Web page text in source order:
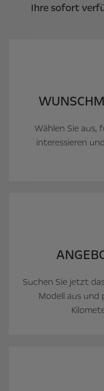
Ihre sofort
Wählen Sie aus,
interessieren
Suchen Sie jetzt
Modell aus